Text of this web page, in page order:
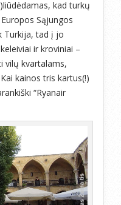
kad turkų
Sąjungos
Turkija, tad į jo
ir kroviniai –
vilų kvartalams,
kainos tris kartus(!)
“Ryanair